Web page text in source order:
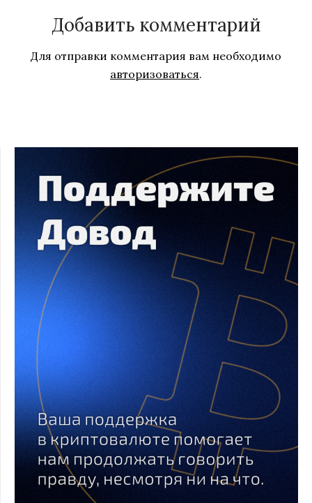
Добавить комментарий
Для отправки комментария вам необходимо
авторизоваться.